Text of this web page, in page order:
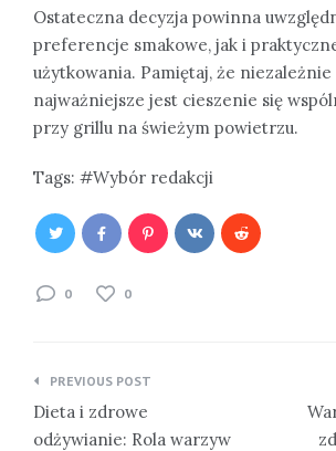
Ostateczna decyzja powinna
preferencje smakowe, jak i
użytkowania. Pamiętaj, że
najważniejsze jest cieszenie się
przy grillu na świeżym powietrzu.
Tags: Wybór redakcji
0 0
Nawigacja
wpisu
PREVIOUS POST
Dieta i zdrowe
odżywianie: Rola warzyw